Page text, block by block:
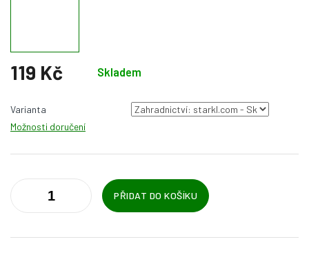
119 Kč Skladem
cena:
Varianta
Možnosti doručení
PŘIDAT DO KOŠÍKU